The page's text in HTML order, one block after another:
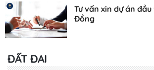
Tư vấn xin dự án
Đồng
ĐẤT ĐAI